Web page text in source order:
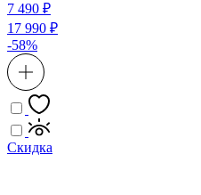
7 490 ₽
17 990 ₽
-58%
Скидка